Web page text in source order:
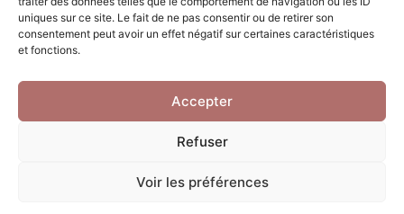
uniques sur ce site. Le fait de ne pas consentir ou de retirer son
consentement peut avoir un effet négatif sur certaines caractéristiques
et fonctions.
Accepter
Refuser
Voir les préférences
CONTACTER LE SECRÉTARIAT
contact @ cliniqueduchesseanne.com
© Clinique Duchesse Anne |